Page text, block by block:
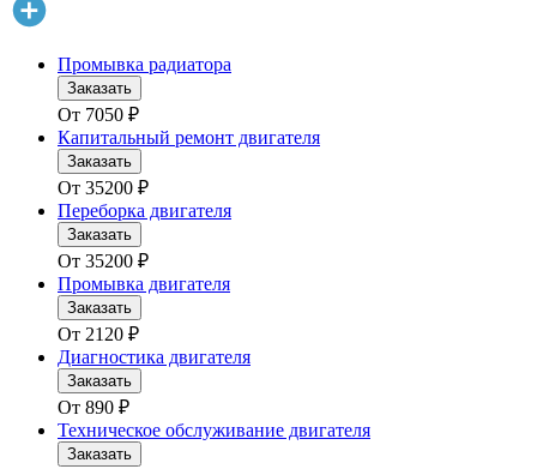
Промывка радиатора
Заказать
От 7050 ₽
Капитальный ремонт двигателя
Заказать
От 35200 ₽
Переборка двигателя
Заказать
От 35200 ₽
Промывка двигателя
Заказать
От 2120 ₽
Диагностика двигателя
Заказать
От 890 ₽
Техническое обслуживание двигателя
Заказать